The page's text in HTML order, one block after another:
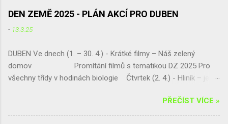
DEN ZEMĚ 2025 - PLÁN AKCÍ PRO DUBEN
- 13.3.25
DUBEN Ve dnech (1. – 30. 4.) - Krátké filmy – Náš zelený
domov Promítání filmů s tematikou DZ 2025 Pro
všechny třídy v hodinách biologie Čtvrtek (2. 4.) - Hliník – ještě
sčítá a vyhodnocuje Pátek (11. 4.) - „Naše živá učebna U
platanu – živá zahrada a geopark“ Jarní úprava pozemku,
PŘEČÍST VÍCE »